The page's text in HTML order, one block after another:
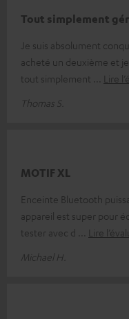
Tout simplement
Je suis absolument
acheté un deuxième et
tout simplement
Lire
Thomas S.
MOTIF XL
Enceinte Bluetooth
appareil est super pour
tester avec d
Lire
Michael H.